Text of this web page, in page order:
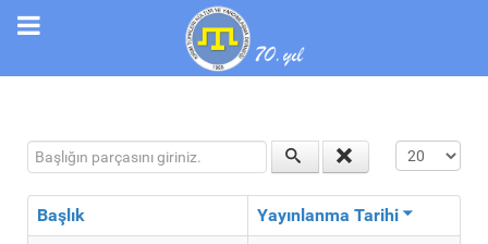
Başlığın parçasını giriniz.
Başlık
Yayınlanma Tarihi